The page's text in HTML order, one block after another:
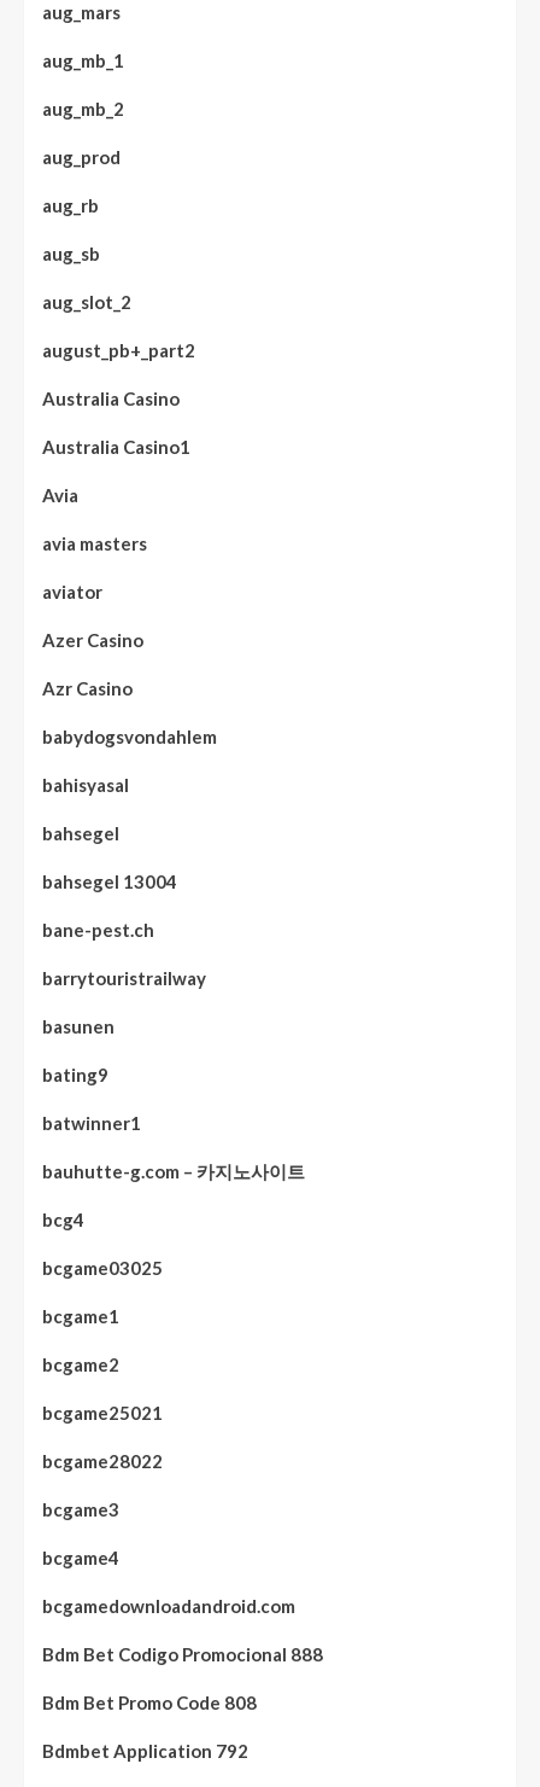
aug_mars
aug_mb_1
aug_mb_2
aug_prod
aug_rb
aug_sb
aug_slot_2
august_pb+_part2
Australia Casino
Australia Casino1
Avia
avia masters
aviator
Azer Casino
Azr Casino
babydogsvondahlem
bahisyasal
bahsegel
bahsegel 13004
bane-pest.ch
barrytouristrailway
basunen
bating9
batwinner1
bauhutte-g.com – 카지노사이트
bcg4
bcgame03025
bcgame1
bcgame2
bcgame25021
bcgame28022
bcgame3
bcgame4
bcgamedownloadandroid.com
Bdm Bet Codigo Promocional 888
Bdm Bet Promo Code 808
Bdmbet Application 792